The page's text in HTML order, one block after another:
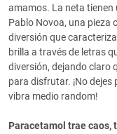
amamos. La neta tienen
Pablo Novoa, una pieza
diversión que
brilla a través de letras
diversión, dejando claro
para disfrutar. ¡No
vibra medio random!
Paracetamol trae caos,